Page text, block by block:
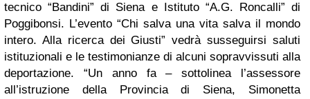
tecnico “Bandini” di Siena e Istituto “A.G. Roncalli” di
Poggibonsi. L’evento “Chi salva una vita salva il mondo
intero. Alla ricerca dei Giusti” vedrà susseguirsi saluti
istituzionali e le testimonianze di alcuni sopravvissuti alla
deportazione. “Un anno fa – sottolinea l’assessore
all’istruzione della Provincia di Siena, Simonetta